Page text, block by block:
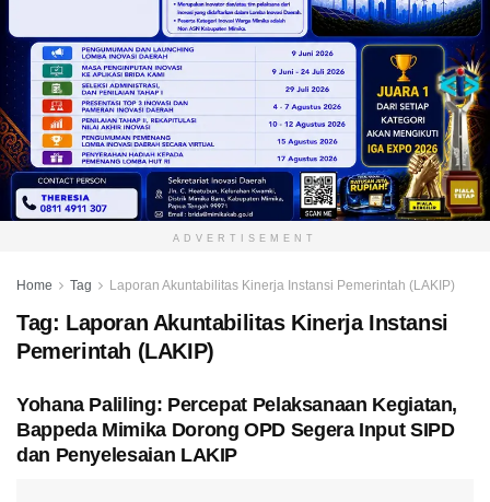
ADVERTISEMENT
Home Tag Laporan Akuntabilitas Kinerja Instansi Pemerintah (LAKIP)
Tag: Laporan Akuntabilitas Kinerja Instansi
Pemerintah (LAKIP)
Yohana Paliling: Percepat Pelaksanaan Kegiatan,
Bappeda Mimika Dorong OPD Segera Input SIPD
dan Penyelesaian LAKIP